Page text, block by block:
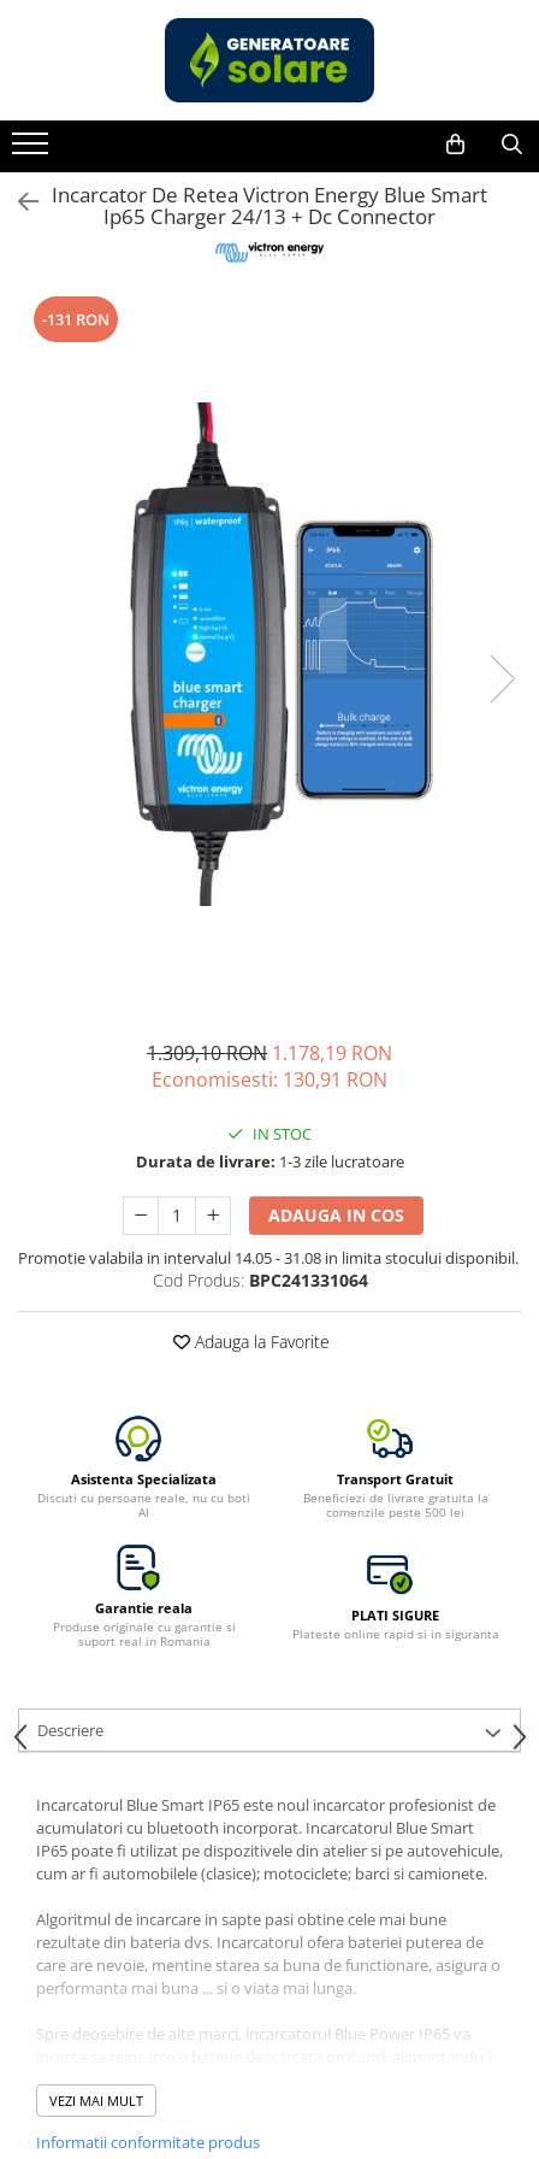
Acasa
Statii de Alimentare Portabile
Cauta dupa capacitate
Pana in 1000W
Intre 2000-3000W
Peste 3000W
Vezi toate statiile
Accesorii Statii de Alimentare
Kituri Generatoare Solare
Cauta dupa capacitate
Pana in 1000W
Intre 1000-2000W
Intre 2000-3000W
Cauta dupa marca
Anker
Kituri solare pentru balcon
Frigidere Portabile
Componente Fotovoltaice
Incarcatoare solare
Incarcatoare solare MPPT
Incarcatoare solare PWM
Interfete si cabluri
fotovoltaice
Protectii si izolatoare de baterii
Monitorizare si control
Convertoare DC - DC
Incarcatoare de retea
Acumulatori de stocare
Iluminat solar
Acumulatori
Acumulatori Standard Plumb
Acumulatori Litiu
Incarcator De Retea Victron Energy Blue Smart
Ip65 Charger 24/13 + Dc Connector
-131 RON
1.309,10 RON 1.178,19 RON
Economisesti: 130,91 RON
IN STOC
Durata de livrare: 1-3 zile lucratoare
ADAUGA IN COS
Promotie valabila in intervalul 14.05 - 31.08 in limita stocului disponibil.
Cod Produs: BPC241331064
Adauga la Favorite
Asistenta Specializata
Discuti cu persoane reale, nu cu boti
AI
Transport Gratuit
Beneficiezi de livrare gratuita la
comenzile peste 500 lei
Garantie reala
Produse originale cu garantie si
suport real in Romania
PLATI SIGURE
Plateste online rapid si in siguranta
Descriere
Incarcatorul Blue Smart IP65 este noul incarcator profesionist de
acumulatori cu bluetooth incorporat. Incarcatorul Blue Smart
IP65 poate fi utilizat pe dispozitivele din atelier si pe autovehicule,
cum ar fi automobilele (clasice); motociclete; barci si camionete.
Algoritmul de incarcare in sapte pasi obtine cele mai bune
rezultate din bateria dvs. Incarcatorul ofera bateriei puterea de
care are nevoie, mentine starea sa buna de functionare, asigura o
performanta mai buna ... si o viata mai lunga.
Spre deosebire de alte marci, incarcatorul Blue Power IP65 va
cu un curent scazut. Incarcarea normala va fi apoi reluata de
indata ce exista o tensiune suficienta pe bornele bateriei.
usureaza conectarea la baterie. Daca doriti, il puteti lasa
VEZI MAI MULT
Informatii conformitate produs